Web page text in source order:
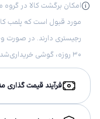
امکان برگشت کالا در گروه
مورد قبول است که پلمب
رجیستری دارند. در صورت
۳۰ روزه، گوشی خریداری‌شده را مرجوع کنید.
فرآیند قیمت گذاری